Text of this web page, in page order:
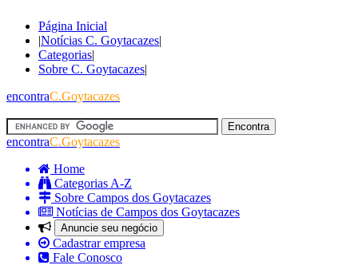
Página Inicial
|Notícias C. Goytacazes|
Categorias|
Sobre C. Goytacazes|
encontraC.Goytacazes
encontraC.Goytacazes
Home
Categorias A-Z
Sobre Campos dos Goytacazes
Notícias de Campos dos Goytacazes
Anuncie seu negócio
Cadastrar empresa
Fale Conosco